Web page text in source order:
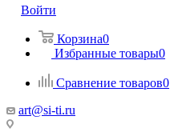
Войти
Корзина0
Избранные товары0
Сравнение товаров0
art@si-ti.ru